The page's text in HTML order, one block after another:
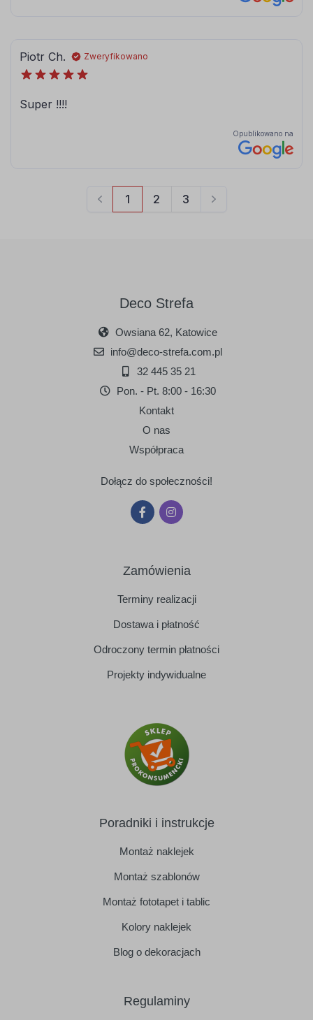
Deco Strefa
Owsiana 62, Katowice
info@deco-strefa.com.pl
32 445 35 21
Pon. - Pt. 8:00 - 16:30
Kontakt
O nas
Współpraca
Dołącz do społeczności!
Zamówienia
Terminy realizacji
Dostawa i płatność
Odroczony termin płatności
Projekty indywidualne
Poradniki i instrukcje
Montaż naklejek
Montaż szablonów
Montaż fototapet i tablic
Kolory naklejek
Blog o dekoracjach
Regulaminy